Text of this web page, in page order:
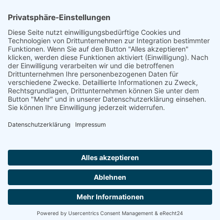
Footer
Cookie-Einstellungen Datenschutz
Impressum
intern
by